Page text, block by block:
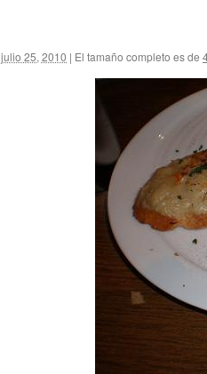
julio 25, 2010 | El tamaño completo es de